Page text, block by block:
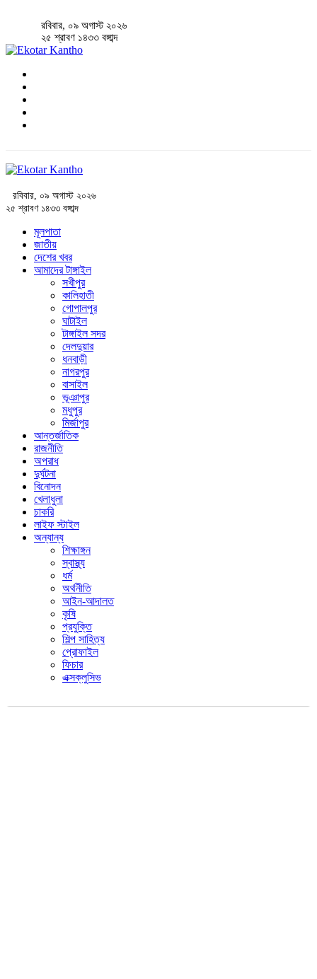
রবিবার, ০৯ অগাস্ট ২০২৬
২৫ শ্রাবণ ১৪৩৩ বঙ্গাব্দ
রবিবার, ০৯ অগাস্ট ২০২৬
২৫ শ্রাবণ ১৪৩৩ বঙ্গাব্দ
মূলপাতা
জাতীয়
দেশের খবর
আমাদের টাঙ্গাইল
সখীপুর
কালিহাতী
গোপালপুর
ঘাটাইল
টাঙ্গাইল সদর
দেলদুয়ার
ধনবাড়ী
নাগরপুর
বাসাইল
ভূঞাপুর
মধুপুর
মির্জাপুর
আন্তর্জাতিক
রাজনীতি
অপরাধ
দুর্ঘটনা
বিনোদন
খেলাধুলা
চাকরি
লাইফ স্টাইল
অন্যান্য
শিক্ষাঙ্গন
স্বাস্থ্য
ধর্ম
অর্থনীতি
আইন-আদালত
কৃষি
প্রযুক্তি
শিল্প সাহিত্য
প্রোফাইল
ফিচার
এক্সক্লুসিভ